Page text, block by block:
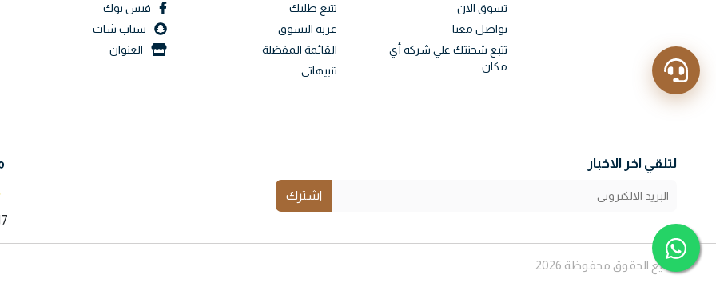
تسوق الان
تواصل معنا
تتبع شحنتك علي شركه أي
مكان
تتبع طلبك
عربة التسوق
القائمة المفضلة
تنبيهاتي
فيس بوك
سناب شات
العنوان
لتلقي اخر الاخبار
اشترك
جميع الحقوق محفوظة 2026